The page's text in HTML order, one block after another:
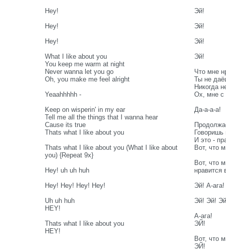
Hey!
Hey!
Hey!
What I like about you
You keep me warm at night
Never wanna let you go
Oh, you make me feel alright
Yeaahhhhh -
Keep on wisperin' in my ear
Tell me all the things that I wanna hear
Cause its true
Thats what I like about you
Thats what I like about you (What I like about
you) {Repeat 9x}
Hey! uh uh huh
Hey! Hey! Hey! Hey!
Uh uh huh
HEY!
Thats what I like about you
HEY!
Эй!
Эй!
Эй!
Эй!
Что мне
Ты не
Никогда
Ох, мне с
Да-а-а-а!
И это -
Вот, что
Вот, что
нравится
Эй! А-ага!
Эй! Эй!
А-ага!
ЭЙ!
Вот, что
ЭЙ!